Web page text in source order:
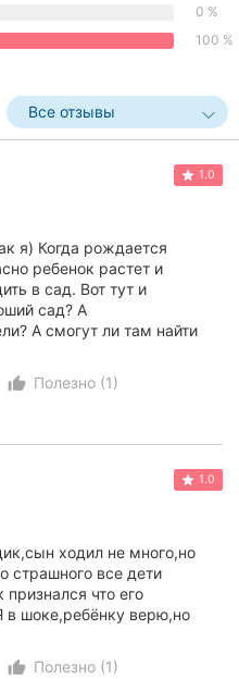
0 %
100 %
Все отзывы
1.0
я) Когда рождается
ребенок растет и
в сад. Вот тут и
сад? А
А смогут ли там найти
thumb_up_alt
Полезно (1)
1.0
ходил не много,но
страшного все дети
признался что его
в шоке,ребёнку верю,но
группе то в...
thumb_up_alt
Полезно (1)